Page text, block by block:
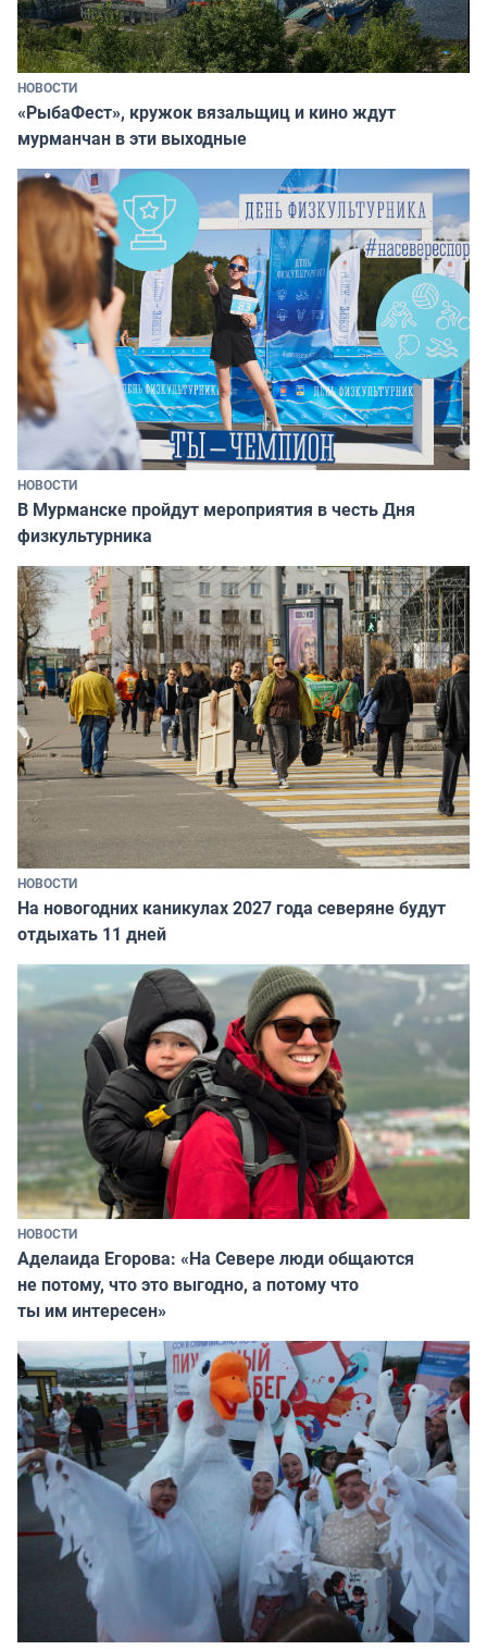
НОВОСТИ
«РыбаФест», кружок вязальщиц и кино ждут
мурманчан в эти выходные
НОВОСТИ
В Мурманске пройдут мероприятия в честь Дня
физкультурника
НОВОСТИ
На новогодних каникулах 2027 года северяне будут
отдыхать 11 дней
НОВОСТИ
Аделаида Егорова: «На Севере люди общаются
не потому, что это выгодно, а потому что
ты им интересен»